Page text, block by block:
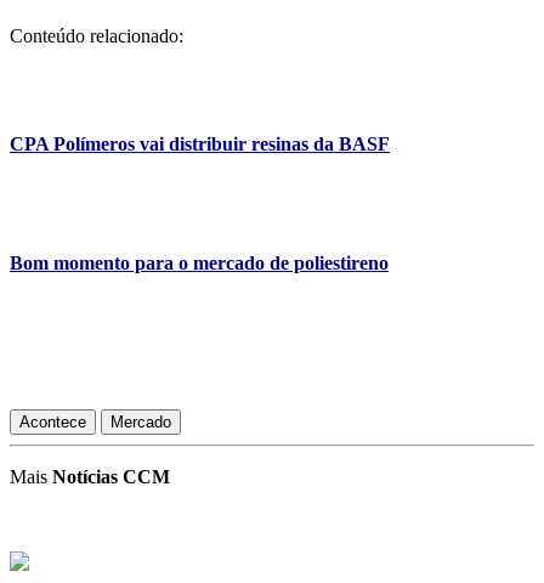
Conteúdo relacionado:
CPA Polímeros vai distribuir resinas da BASF
Bom momento para o mercado de poliestireno
Acontece Mercado
Mais Notícias CCM